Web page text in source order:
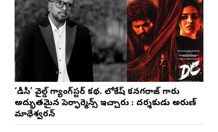
‘డీసీ’ వైల్డ్ గ్యాంగ్‌స్టర్ కథ. లోకేష్ కనగరాజ్ గారు
అద్భుతమైన పెర్ఫార్మెన్స్ ఇచ్చారు : దర్శకుడు అరుణ్
మాథేశ్వరన్